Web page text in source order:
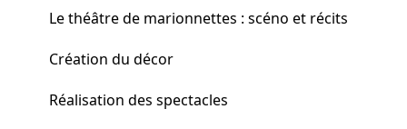
Le théâtre de marionnettes : scéno et récits
Création du décor
Réalisation des spectacles